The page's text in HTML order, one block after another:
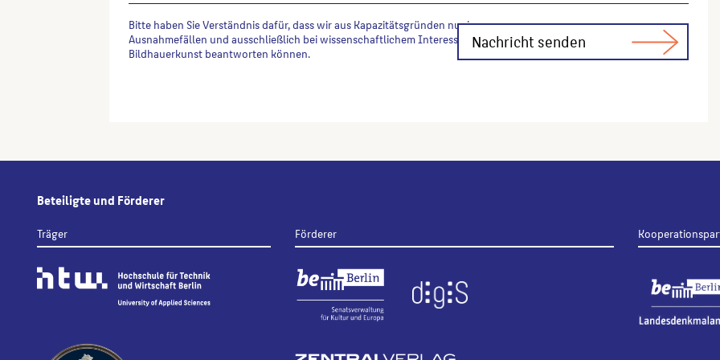
Bitte haben Sie Verständnis dafür, dass wir aus Kapazitätsgründen nur in
Ausnahmefällen und ausschließlich bei wissenschaftlichem Interesse Fachfragen zur
Bildhauerkunst beantworten können.
Beteiligte und Förderer
Träger Förderer